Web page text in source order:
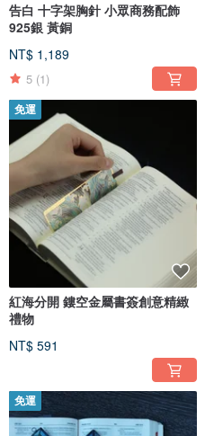
告白 十字架胸針 小眾商務配飾
925銀 黃銅
NT$ 1,189
5 (1)
免運
紅海分開 鏤空金屬書簽創意精緻
禮物
NT$ 591
免運